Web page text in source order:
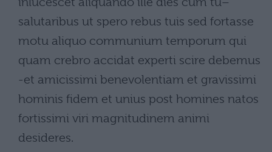
salutaribus ut spero rebus tuis sed fortasse
motu aliquo communium temporum qui
quam crebro accidat experti scire debemus
-et amicissimi benevolentiam et gravissimi
hominis fidem et unius post homines natos
fortissimi viri magnitudinem animi
desideres.